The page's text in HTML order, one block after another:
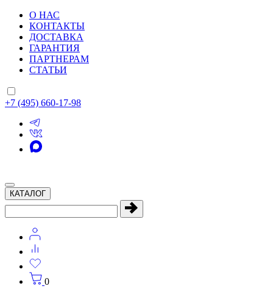
О НАС
КОНТАКТЫ
ДОСТАВКА
ГАРАНТИЯ
ПАРТНЕРАМ
СТАТЬИ
+7 (495) 660-17-98
КАТАЛОГ
0